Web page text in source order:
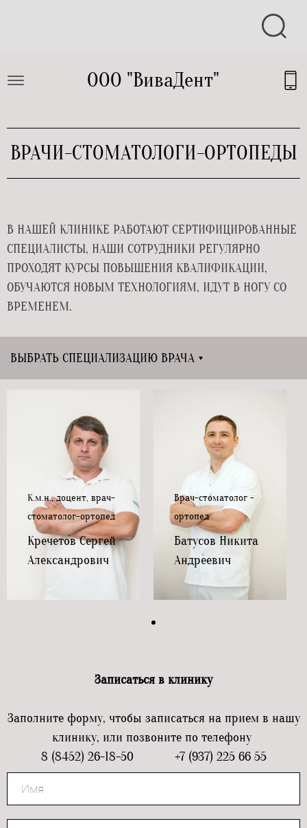
ООО "ВиваДент"
ВРАЧИ-СТОМАТОЛОГИ-ОРТОПЕДЫ
В НАШЕЙ КЛИНИКЕ РАБОТАЮТ СЕРТИФИЦИРОВАННЫЕ
СПЕЦИАЛИСТЫ, НАШИ СОТРУДНИКИ РЕГУЛЯРНО
ПРОХОДЯТ КУРСЫ ПОВЫШЕНИЯ КВАЛИФИКАЦИИ,
ОБУЧАЮТСЯ НОВЫМ ТЕХНОЛОГИЯМ, ИДУТ В НОГУ СО
ВРЕМЕНЕМ.
ВЫБРАТЬ СПЕЦИАЛИЗАЦИЮ ВРАЧА
К.м.н., доцент, врач-
стоматолог-ортопед
Кречетов Сергей
Александрович
Врач-стоматолог -
ортопед
Батусов Никита
Андреевич
Записаться в клинику
Заполните форму, чтобы записаться на прием в нашу
клинику, или позвоните по телефону
8 (8452) 26-18-50 +7 (937) 225 66 55